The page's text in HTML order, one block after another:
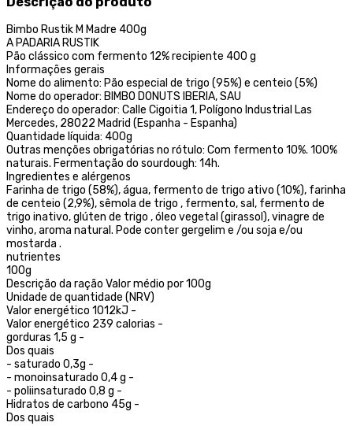
Bimbo Rustik M Madre 400g
A PADARIA RUSTIK
Pão clássico com fermento 12% recipiente 400 g
Informações gerais
Nome do alimento: Pão especial de trigo (95%) e centeio (5%)
Nome do operador: BIMBO DONUTS IBERIA, SAU
Endereço do operador: Calle Cigoitia 1, Polígono Industrial Las
Mercedes, 28022 Madrid (Espanha - Espanha)
Quantidade líquida: 400g
Outras menções obrigatórias no rótulo: Com fermento 10%. 100%
naturais. Fermentação do sourdough: 14h.
Ingredientes e alérgenos
Farinha de trigo (58%), água, fermento de trigo ativo (10%), farinha
de centeio (2,9%), sêmola de trigo , fermento, sal, fermento de
trigo inativo, glúten de trigo , óleo vegetal (girassol), vinagre de
vinho, aroma natural. Pode conter gergelim e /ou soja e/ou
mostarda .
nutrientes
100g
Descrição da ração Valor médio por 100g
Unidade de quantidade (NRV)
Valor energético 1012kJ -
Valor energético 239 calorias -
gorduras 1,5 g -
Dos quais
- saturado 0,3g -
- monoinsaturado 0,4 g -
- poliinsaturado 0,8 g -
Hidratos de carbono 45g -
Dos quais